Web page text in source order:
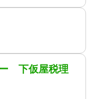
下仮屋税理